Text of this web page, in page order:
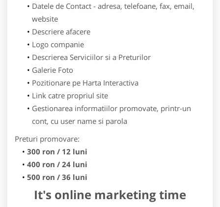
Datele de Contact - adresa, telefoane, fax, email,
website
Descriere afacere
Logo companie
Descrierea Serviciilor si a Preturilor
Galerie Foto
Pozitionare pe Harta Interactiva
Link catre propriul site
Gestionarea informatiilor promovate, printr-un
cont, cu user name si parola
Preturi promovare:
300 ron / 12 luni
400 ron / 24 luni
500 ron / 36 luni
It's online marketing time